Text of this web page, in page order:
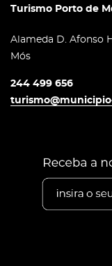
Turismo Porto de
Alameda D. Afonso
Mós
244 499 656